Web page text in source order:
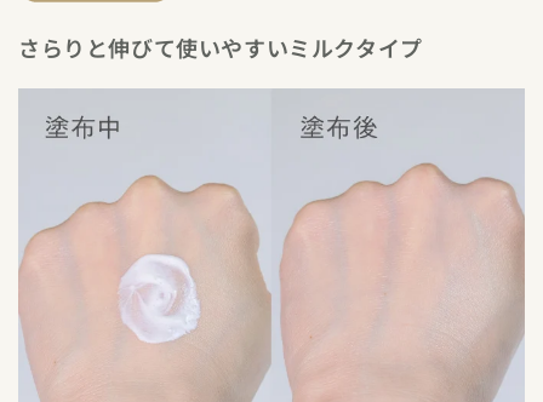
さらりと伸びて使いやすいミルクタイプ